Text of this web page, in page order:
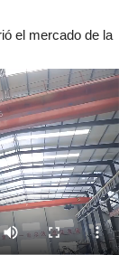
el mercado de la